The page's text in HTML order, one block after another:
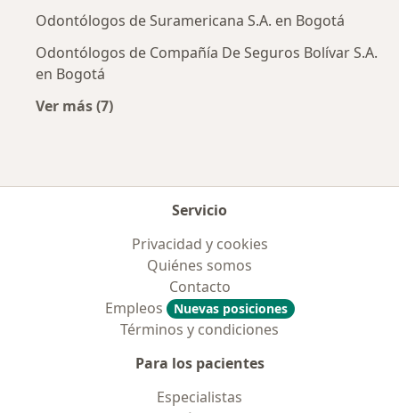
Odontólogos de Suramericana S.A. en Bogotá
Odontólogos de Compañía De Seguros Bolívar S.A.
en Bogotá
Ver más (7)
Servicio
Privacidad y cookies
Quiénes somos
Contacto
Empleos
Nuevas posiciones
Términos y condiciones
Para los pacientes
Especialistas